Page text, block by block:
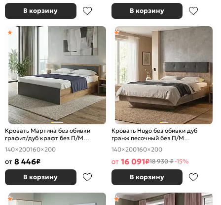
В корзину В корзину
Кровать Мартина без обивки
графит/дуб крафт без П/М
1400x2000, изголовье жесткое
140×200160×200
от 8 446₽
В корзину
Кровать Hugo без обивки дуб
гранж песочный без П/М
1400x2000, изголовье жесткое
140×200160×200
от 16 091₽18 930 ₽-15%
В корзину